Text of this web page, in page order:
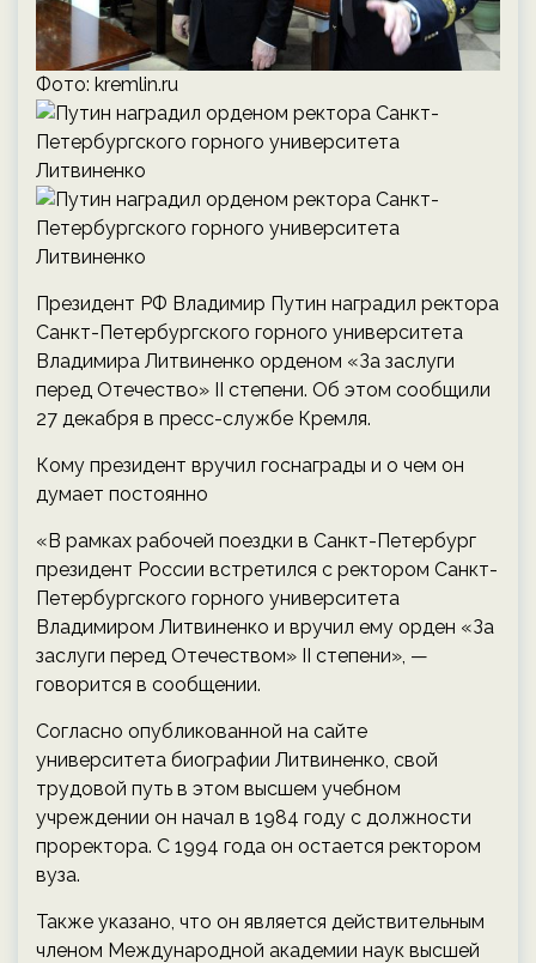
Фото: kremlin.ru
Президент РФ Владимир Путин наградил ректора
Санкт-Петербургского горного университета
Владимира Литвиненко орденом «За заслуги
перед Отечество» II степени. Об этом сообщили
27 декабря в пресс-службе Кремля.
Кому президент вручил госнаграды и о чем он
думает постоянно
«В рамках рабочей поездки в Санкт-Петербург
президент России встретился с ректором Санкт-
Петербургского горного университета
Владимиром Литвиненко и вручил ему орден «За
заслуги перед Отечеством» II степени», —
говорится в сообщении.
Согласно опубликованной на сайте
университета биографии Литвиненко, свой
трудовой путь в этом высшем учебном
учреждении он начал в 1984 году с должности
проректора. С 1994 года он остается ректором
вуза.
Также указано, что он является действительным
членом Международной академии наук высшей